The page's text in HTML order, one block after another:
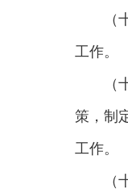
工作。
策，制
工作。